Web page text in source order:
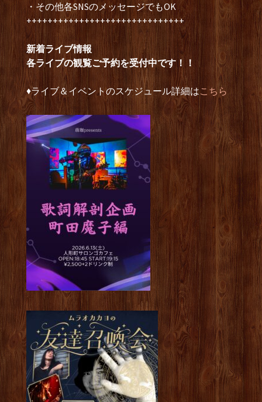
・その他各SNSのメッセージでもOK
++++++++++++++++++++++++++++++
新着ライブ情報
各ライブの観覧ご予約を受付中です！！
♦︎ライブ＆イベントのスケジュール詳細はこちら